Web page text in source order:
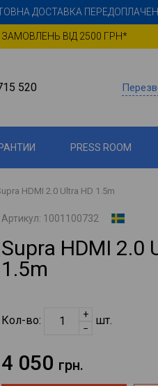
ДОСТАВКА
ЗАМОВЛЕНЬ ВІД 2500 ГРН*
520
PRESS ROOM
HDMI 2.0 Ultra HD 1.5m
Артикул: 1001100732
Supra HDMI 2.0
1.5m
Кол-во:
−
+ шт.
4 050 грн.